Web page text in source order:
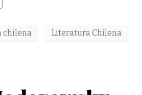
chilena
Literatura Chilena